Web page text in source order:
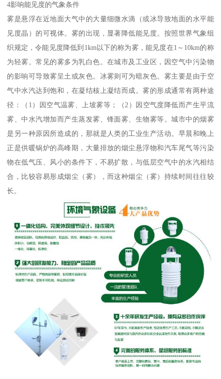
4影响能见度的气象条件
雾是悬浮在近地面大气中的大量细微水滴（或冰导致地面的水平能
见度晶）的可视体。雾的出现，显著降低能见度。按照世界气象组
织规定，令能见度降低到1km以下的称为雾，能见度在1～10km的称
为轻雾。常见的雾多为乳白色。在城市及工业区，因空气中污染物
的影响可导致雾呈土或灰色。冰雾则可为暗灰色。雾主要是由于空
气中水汽达到饱和，在凝结核上凝结而成。雾的形成通常有两种途
径：（1）因空气温雾、上坡雾等；（2）因空气度降低而产生平流
雾、中水汽增加而产生蒸发雾、锋面雾、生物雾等。城市中的烟雾
是另一种原因所造成的，那就是人类的工业生产活动。早晨和晚上
正是供暖锅炉的高峰期，大量排放的烟尘悬浮物和汽车尾气等污染
物在低气压、风小的条件下，不易扩散，与低层空气中的水汽相结
合，比较容易形成烟尘（雾），而这种烟尘（雾）持续时间往往较
长。